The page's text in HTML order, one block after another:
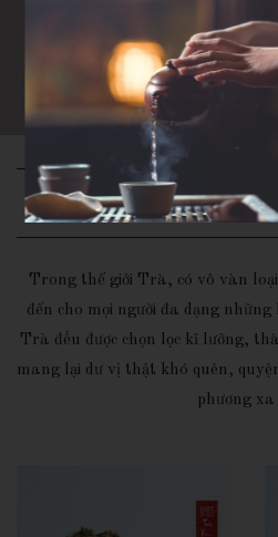
Trà
Trong thế giới Trà, có vô vàn
đến cho mọi người đa dạng
Trà đều được chọn lọc kĩ lưỡng,
mang lại dư vị thật khó quên,
phương xa